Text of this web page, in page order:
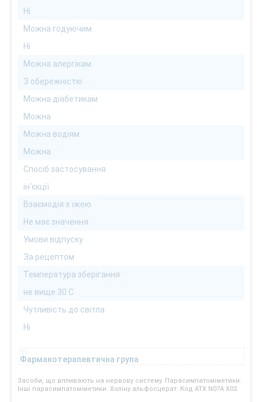
Ні
Можна годуючим
Ні
Можна алергікам
З обережністю
Можна діабетикам
Можна
Можна водіям
Можна
Спосіб застосування
ін'єкції
Взаємодія з їжею
Не має значення
Умови відпуску
За рецептом
Температура зберігання
не вище 30 С
Чутливість до світла
Ні
Фармакотерапевтична група
Засоби, що впливають на нервову систему. Парасимпатоміметики.
Інші парасимпатоміметики. Холіну альфосцерат. Код АТХ N07A X02.